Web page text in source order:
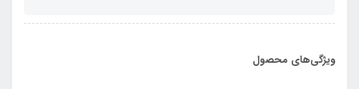
ویژگی‌های محصول